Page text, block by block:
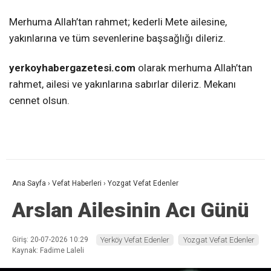
Merhuma Allah’tan rahmet; kederli Mete ailesine,
yakınlarına ve tüm sevenlerine başsağlığı dileriz.
yerkoyhabergazetesi.com olarak merhuma Allah’tan
rahmet, ailesi ve yakınlarına sabırlar dileriz. Mekanı
cennet olsun.
Ana Sayfa › Vefat Haberleri › Yozgat Vefat Edenler
Arslan Ailesinin Acı Günü
Giriş: 20-07-2026 10:29
Kaynak: Fadime Laleli
Yerköy Vefat Edenler Yozgat Vefat Edenler